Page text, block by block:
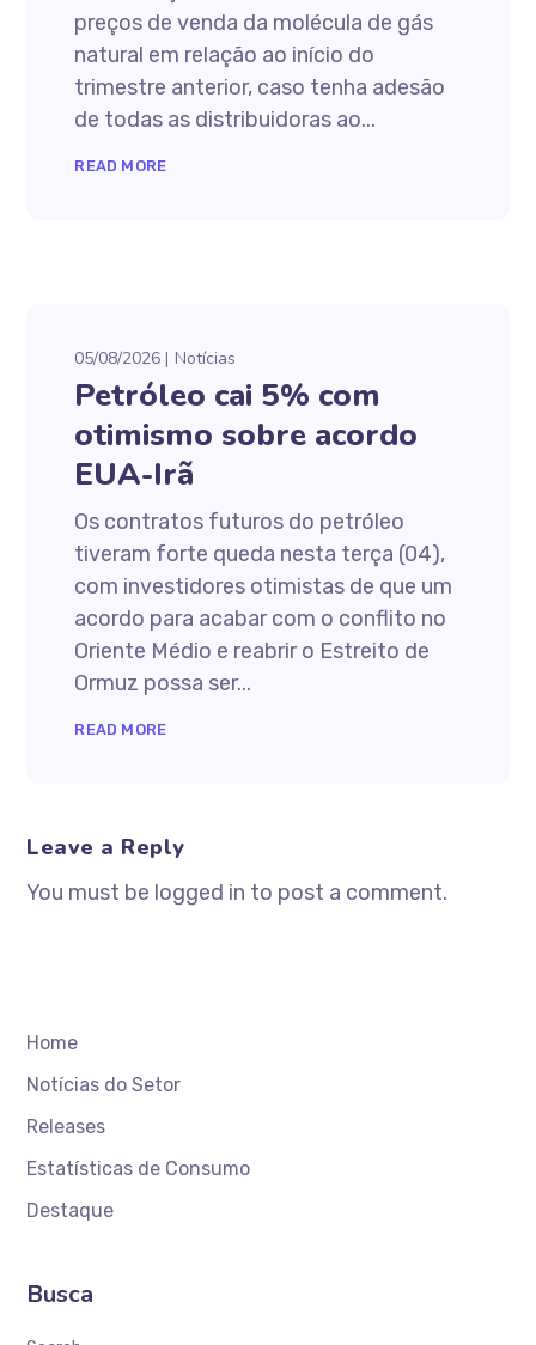
preços de venda da molécula de gás
natural em relação ao início do
trimestre anterior, caso tenha adesão
de todas as distribuidoras ao...
READ MORE
05/08/2026 Notícias
Petróleo cai 5% com
otimismo sobre acordo
EUA-Irã
Os contratos futuros do petróleo
tiveram forte queda nesta terça (04),
com investidores otimistas de que um
acordo para acabar com o conflito no
Oriente Médio e reabrir o Estreito de
Ormuz possa ser...
READ MORE
Leave a Reply
You must be logged in to post a comment.
Home
Notícias do Setor
Releases
Estatísticas de Consumo
Destaque
Busca